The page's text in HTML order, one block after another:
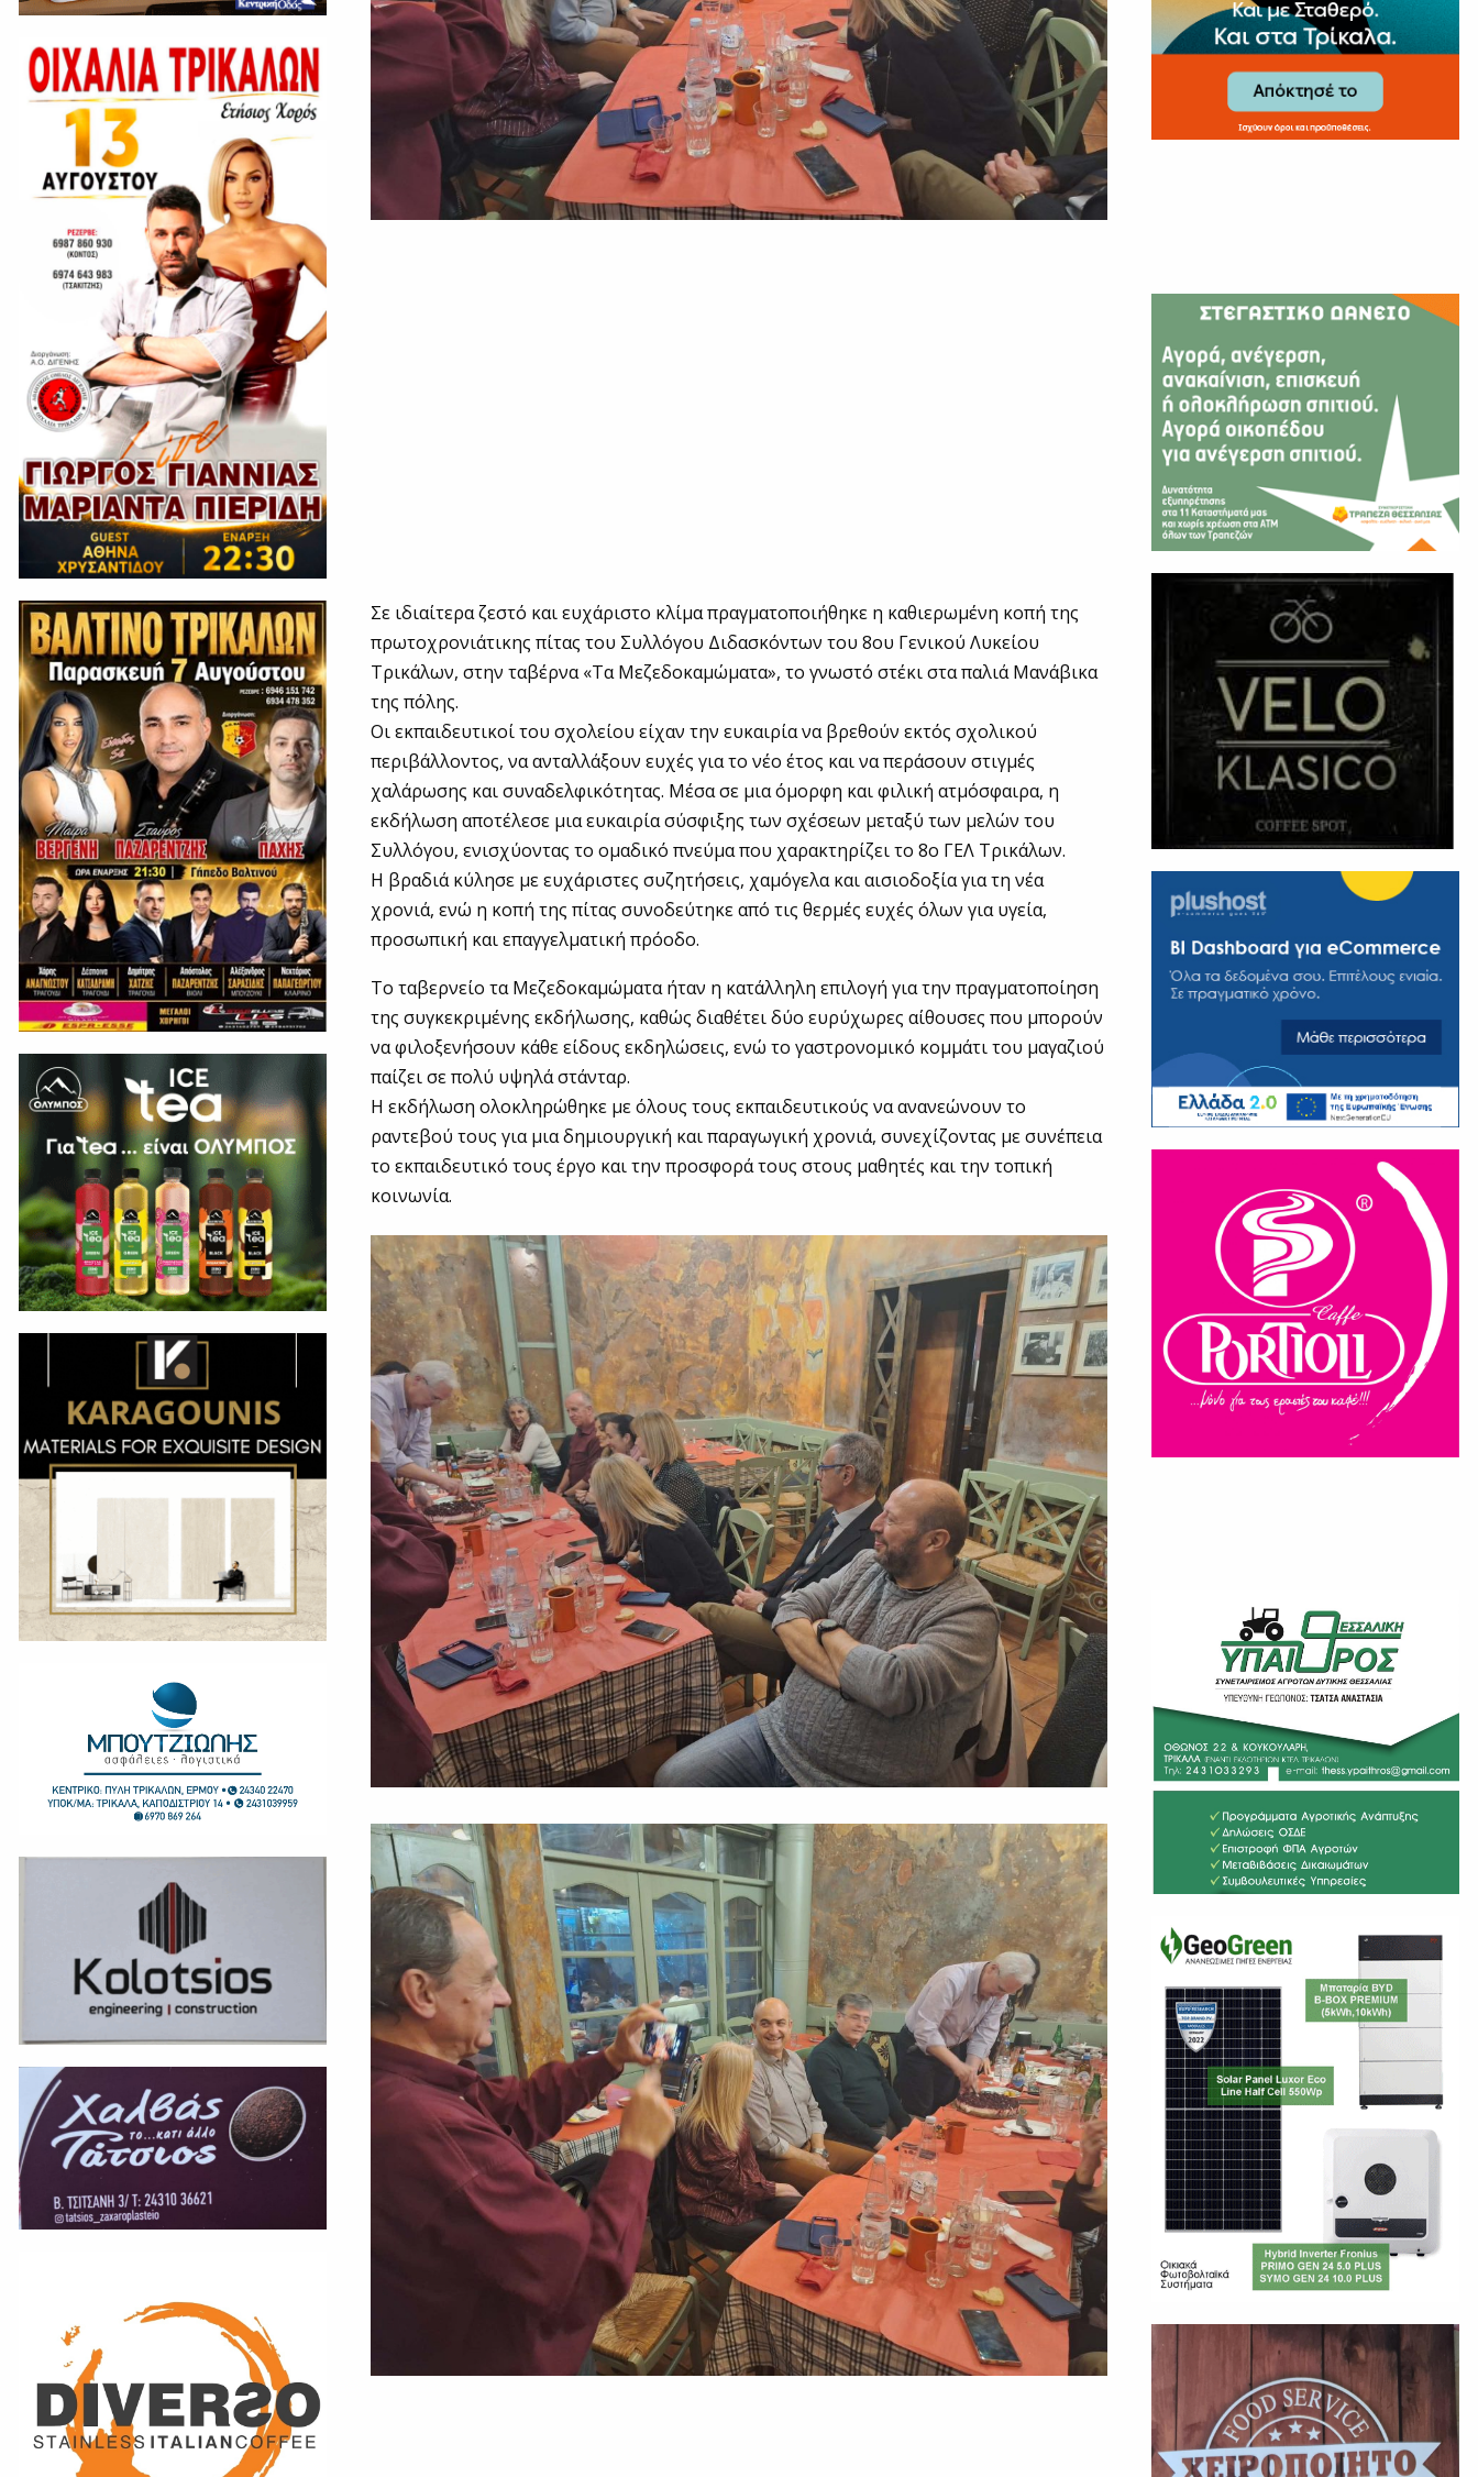
Σε ιδιαίτερα ζεστό και ευχάριστο κλίμα πραγματοποιήθηκε η καθιερωμένη κοπή της
πρωτοχρονιάτικης πίτας του Συλλόγου Διδασκόντων του 8ου Γενικού Λυκείου
Τρικάλων, στην ταβέρνα «Τα Μεζεδοκαμώματα», το γνωστό στέκι στα παλιά Μανάβικα
της πόλης.
Οι εκπαιδευτικοί του σχολείου είχαν την ευκαιρία να βρεθούν εκτός σχολικού
περιβάλλοντος, να ανταλλάξουν ευχές για το νέο έτος και να περάσουν στιγμές
χαλάρωσης και συναδελφικότητας. Μέσα σε μια όμορφη και φιλική ατμόσφαιρα, η
εκδήλωση αποτέλεσε μια ευκαιρία σύσφιξης των σχέσεων μεταξύ των μελών του
Συλλόγου, ενισχύοντας το ομαδικό πνεύμα που χαρακτηρίζει το 8ο ΓΕΛ Τρικάλων.
Η βραδιά κύλησε με ευχάριστες συζητήσεις, χαμόγελα και αισιοδοξία για τη νέα
χρονιά, ενώ η κοπή της πίτας συνοδεύτηκε από τις θερμές ευχές όλων για υγεία,
προσωπική και επαγγελματική πρόοδο.
Το ταβερνείο τα Μεζεδοκαμώματα ήταν η κατάλληλη επιλογή για την πραγματοποίηση
της συγκεκριμένης εκδήλωσης, καθώς διαθέτει δύο ευρύχωρες αίθουσες που μπορούν
να φιλοξενήσουν κάθε είδους εκδηλώσεις, ενώ το γαστρονομικό κομμάτι του μαγαζιού
παίζει σε πολύ υψηλά στάνταρ.
Η εκδήλωση ολοκληρώθηκε με όλους τους εκπαιδευτικούς να ανανεώνουν το
ραντεβού τους για μια δημιουργική και παραγωγική χρονιά, συνεχίζοντας με συνέπεια
το εκπαιδευτικό τους έργο και την προσφορά τους στους μαθητές και την τοπική
κοινωνία.